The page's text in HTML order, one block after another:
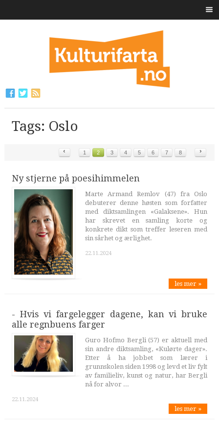
Tags: Oslo
‹ 1 2 3 4 5 6 7 8 ›
Ny stjerne på poesihimmelen
Marte Armand Remlov (47) fra Oslo
debuterer denne høsten som forfatter
med diktsamlingen «Galaksene». Hun
har skrevet en samling korte og
konkrete dikt som treffer leseren med
sin sårhet og ærlighet.
22.11.2024
les mer »
- Hvis vi fargelegger dagene, kan vi bruke
alle regnbuens farger
Guro Hofmo Bergli (57) er aktuell med
sin andre diktsamling, «Kulørte dager».
Etter å ha jobbet som lærer i
grunnskolen siden 1998 og levd et liv fylt
av familieliv, kunst og natur, har Bergli
nå for alvor ...
22.11.2024
les mer »